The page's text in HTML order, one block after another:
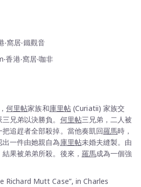
‧窩居‧鐵觀音
香港‧窩居‧咖非
何里帖家族和庫里帖(Curiatii) 家族交
兄弟以決勝負。 何里帖三兄弟，二人被
追趕者全部殺掉。當他奏凱回羅馬時，
一件由她親自為庫里帖未婚夫縫製。由
果被弟弟所殺。後來， 羅馬成為一個強
Richard Mutt Case”, in Charles